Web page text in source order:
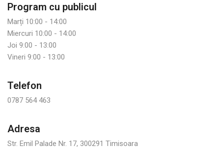
Program cu publicul
Marți 10:00 - 14:00
Miercuri 10:00 - 14:00
Joi 9:00 - 13:00
Vineri 9:00 - 13:00
Telefon
0787 564 463
Adresa
Str. Emil Palade Nr. 17, 300291 Timisoara